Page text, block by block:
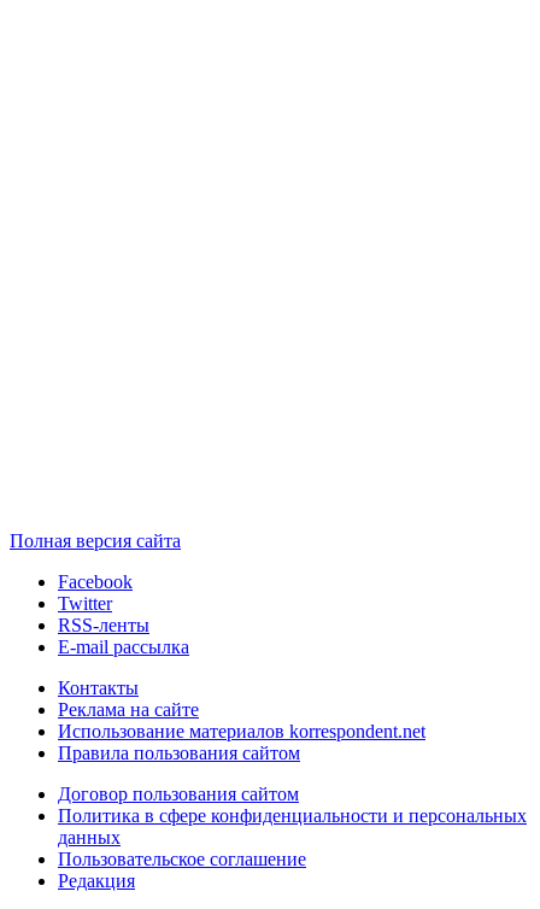
Полная версия сайта
Facebook
Twitter
RSS-ленты
E-mail рассылка
Контакты
Реклама на сайте
Использование материалов korrespondent.net
Правила пользования сайтом
Договор пользования сайтом
Политика в сфере конфиденциальности и персональных
данных
Пользовательское соглашение
Редакция